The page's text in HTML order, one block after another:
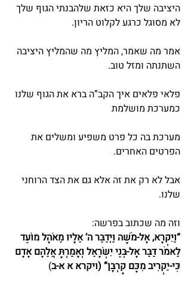
היציבה שלך היא כזאת שלהבנתי הגוף שלך
לא מסוגל כרגע לקלוט הריון.
אמר מה שאמר, המליץ מה שהמליץ היציבה
השתנתה ומזל טוב.
פלאי פלאים איך הקב”ה ברא את הגוף שלנו
כמערכת מושלמת
מערכת בה כל פרט משפיע ומשלים את
הפרטים האחרים.
אבל לא רק את זה אלא גם את הצד הרוחני
שלנו.
וזה מה שכתוב בפרשה:
“וַיִּקְרָא, אֶל-מֹשֶׁה וַיְדַבֵּר ה’ אֵלָיו מֵאֹהֶל מוֹעֵד
לֵאמֹר דַּבֵּר אֶל-בְּנֵי יִשְׂרָאֵל וְאָמַרְתָּ אֲלֵהֶם אָדָם
כִּי-יַקְרִיב מִכֶּם קָרְבָּן” (ויקרא א א-ב)